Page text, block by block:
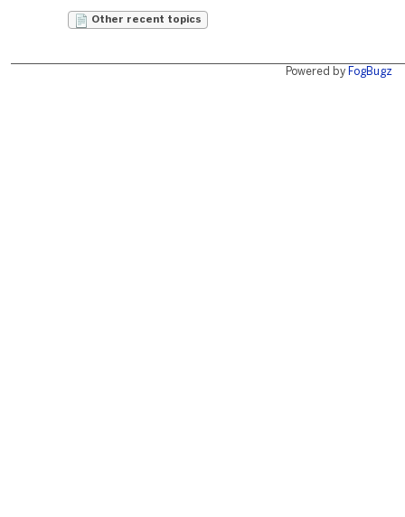
Other recent topics
Powered by FogBugz